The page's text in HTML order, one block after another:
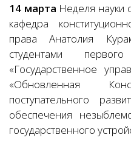
14 марта Неделя науки
кафедра
права Анатолия
студентами
«Государственное
«Обновленная
поступательного
обеспечения
государственного